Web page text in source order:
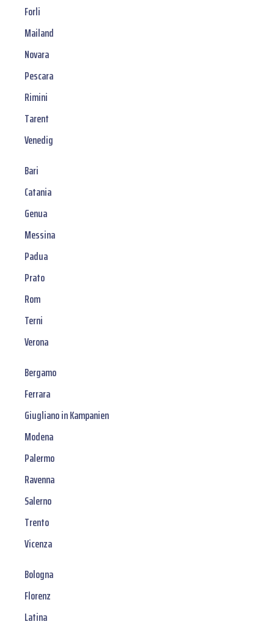
Forli
Mailand
Novara
Pescara
Rimini
Tarent
Venedig
Bari
Catania
Genua
Messina
Padua
Prato
Rom
Terni
Verona
Bergamo
Ferrara
Giugliano in Kampanien
Modena
Palermo
Ravenna
Salerno
Trento
Vicenza
Bologna
Florenz
Latina